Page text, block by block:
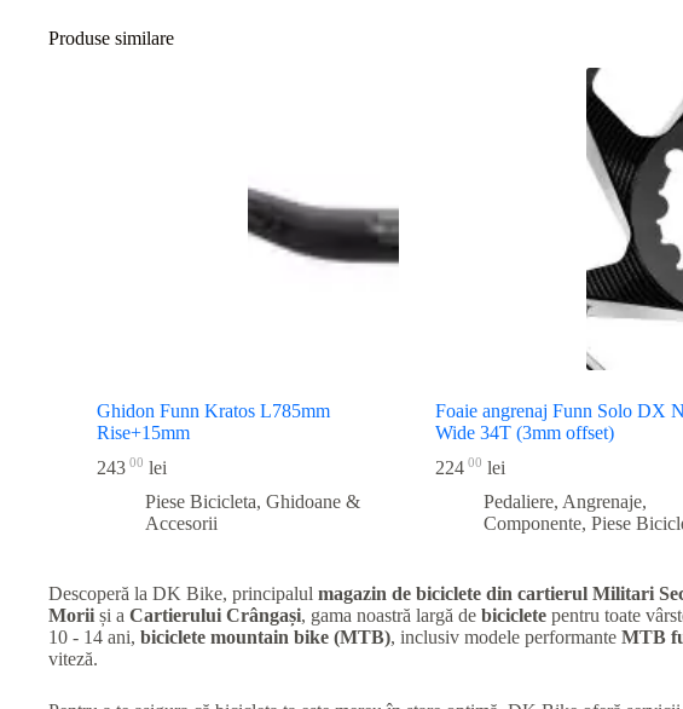
Produse similare
Ghidon Funn Kratos L785mm
Rise+15mm
243 00 lei
Piese Bicicleta, Ghidoane &
Accesorii
Foaie angrenaj Funn Solo DX
Wide 34T (3mm offset)
224 00 lei
Pedaliere, Angrenaje,
Componente, Piese
Descoperă la DK Bike, principalul magazin de biciclete din cartierul Militari
Morii și a Cartierului Crângași, gama noastră largă de biciclete pentru toate
10 - 14 ani, biciclete mountain bike (MTB), inclusiv modele performante MTB
viteză.